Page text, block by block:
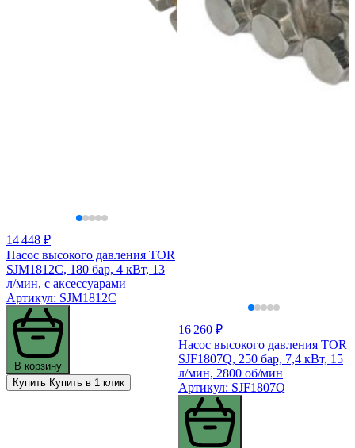
14 448 ₽
Насос высокого давления TOR
SJM1812C, 180 бар, 4 кВт, 13
л/мин, с аксессуарами
Артикул: SJM1812C
В корзину
Купить Купить в 1 клик
16 260 ₽
Насос высокого давления TOR
SJF1807Q, 250 бар, 7,4 кВт, 15
л/мин, 2800 об/мин
Артикул: SJF1807Q